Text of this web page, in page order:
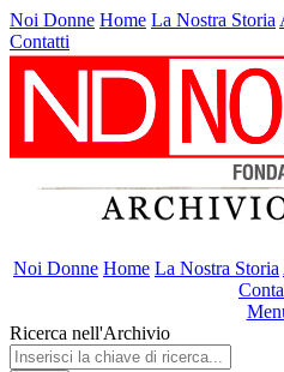
Noi Donne Home La Nostra Storia
Contatti
Noi Donne Home La Nostra Storia
Ricerca nell'Archivio